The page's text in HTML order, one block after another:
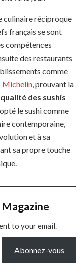
culinaire réciproque
français se sont
compétences
des restaurants
comme
Michelin , prouvant la
des sushis
le sushi comme
contemporaine,
et à sa
sa propre touche
Magazine
to your email.
Abonnez-vous